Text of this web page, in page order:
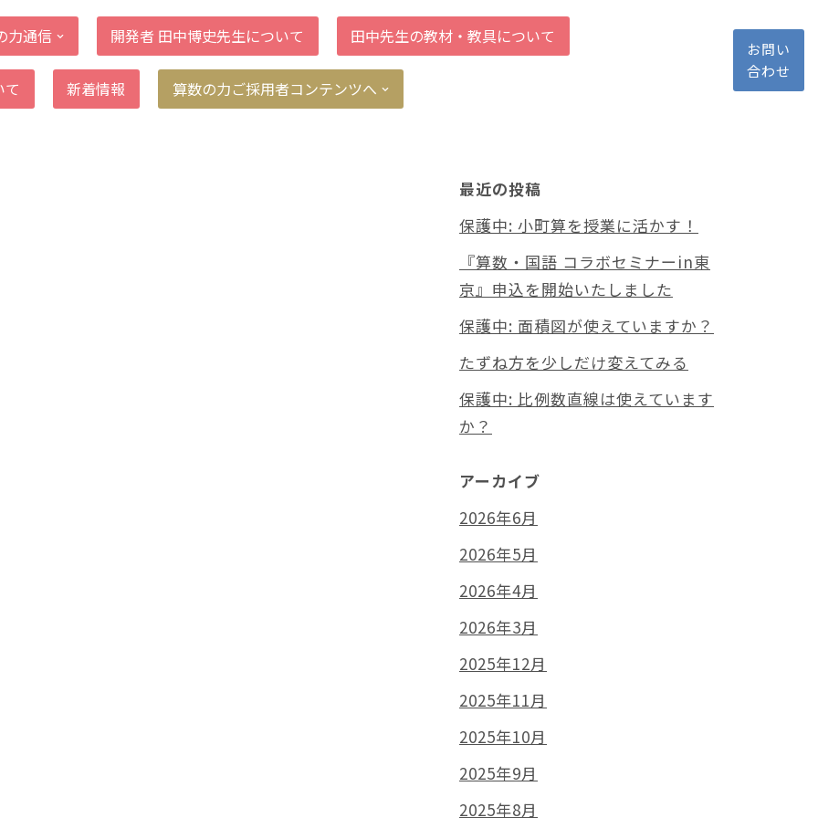
力通信 開発者 田中博史先生について 田中先生の教材・教具について
て 新着情報 算数の力ご採用者コンテンツへ
お問い
合わせ
最近の投稿
保護中: 小町算を授業に活かす！
『算数・国語 コラボセミナーin東
京』申込を開始いたしました
保護中: 面積図が使えていますか？
たずね方を少しだけ変えてみる
保護中: 比例数直線は使えています
か？
アーカイブ
2026年6月
2026年5月
2026年4月
2026年3月
2025年12月
2025年11月
2025年10月
2025年9月
2025年8月